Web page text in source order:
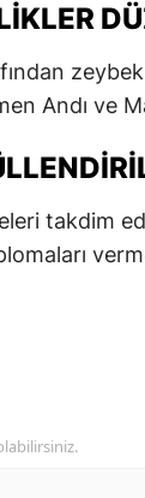
Andı ve
takdim